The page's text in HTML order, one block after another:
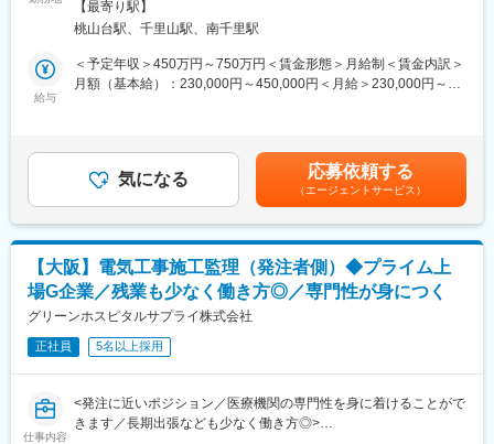
■本ポジションの魅力・やりがい
・MRI室の電磁対策や病室の酸素アウトレット設置など一般建築
成を見届ける達成感は大きく、「いのちを守る人を支える環境づ
くり」に直接貢献できます。
るほか、プロジェクトマネジメント（CM）領域にも挑戦可能。大
規模案件の責任者、技術指導など将来的なキャリアの幅も広いで
す。
■募集背景
・医療機関の建替え・増改築が全国的に増加し、医療×建築に特化
した工事ニーズが拡大。専門性の高い「MF技術工事部」を強化
し、10名から30名体制を目指すため施工管理の経験者を募集しま
す。
りますが、発注者側での業務割合が高くなります。
・常駐型の施工管理業務よりも、巡回型での施工監理業務の案件
構成比が高いです。
・担当エリアにつは、関西案件中心となります。
※必要に応じて出張はありますが、長期出張は少ない環境となりま
す。
・工事金額…数十万～4億程度と幅広い案件となりますが、新設よ
りも改修案件の割合が高いです。
建築を横断する知識を持つ技術者が在籍。病院の理事長・院長・
事務長と直接やり取りする案件が多く、発注者に近い立場で業務
を進められます。
業務をお任せしますが、ご経験を積んでいただき、複数の分野で
の施工監理を担当いただく事を想定しております。
■教育体制
・OJTを中心に医療法規・設備基準・特殊施工などの専門知識を
煙（屋外喫煙可能場所あり））変更の範囲：会社の定める事業所
【最寄り駅】
桃山台駅、千里山駅、南千里駅
給与
＜予定年収＞450万円～750万円＜賃金形態＞月給制＜賃金内訳＞
月額（基本給）：230,000円～450,000円＜月給＞230,000円～
り、選考を通じて上下する可能性があります。月給(月額)は固定手
当を含めた表記です。
気になる 応募依頼する
（エージェントサービス）
【大阪】電気工事施工監理（発注者側）◆プライム上
場G企業／残業も少なく働き方◎／専門性が身につく
グリーンホスピタルサプライ株式会社
正社員 5名以上採用
仕事内容
<発注に近いポジション／医療機関の専門性を身に着けることがで
きます／長期出張なども少なく働き方◎>